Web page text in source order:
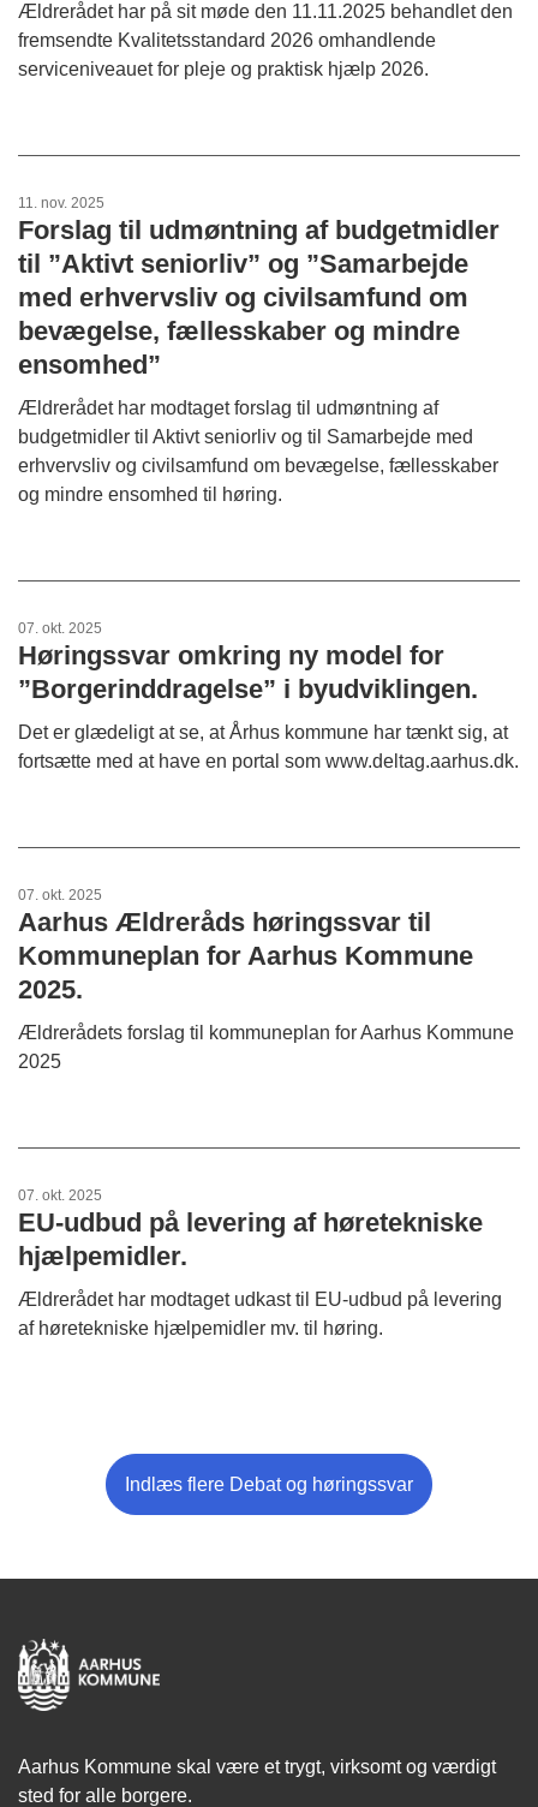
Ældrerådet har på sit møde den 11.11.2025 behandlet den
fremsendte Kvalitetsstandard 2026 omhandlende
serviceniveauet for pleje og praktisk hjælp 2026.
11. nov. 2025
Forslag til udmøntning af budgetmidler
til ”Aktivt seniorliv” og ”Samarbejde
med erhvervsliv og civilsamfund om
bevægelse, fællesskaber og mindre
ensomhed”
Ældrerådet har modtaget forslag til udmøntning af
budgetmidler til Aktivt seniorliv og til Samarbejde med
erhvervsliv og civilsamfund om bevægelse, fællesskaber
og mindre ensomhed til høring.
07. okt. 2025
Høringssvar omkring ny model for
”Borgerinddragelse” i byudviklingen.
Det er glædeligt at se, at Århus kommune har tænkt sig, at
fortsætte med at have en portal som www.deltag.aarhus.dk.
07. okt. 2025
Aarhus Ældreråds høringssvar til
Kommuneplan for Aarhus Kommune
2025.
Ældrerådets forslag til kommuneplan for Aarhus Kommune
2025
07. okt. 2025
EU-udbud på levering af høretekniske
hjælpemidler.
Ældrerådet har modtaget udkast til EU-udbud på levering
af høretekniske hjælpemidler mv. til høring.
Indlæs flere Debat og høringssvar
Aarhus Kommune skal være et trygt, virksomt og værdigt
sted for alle borgere.